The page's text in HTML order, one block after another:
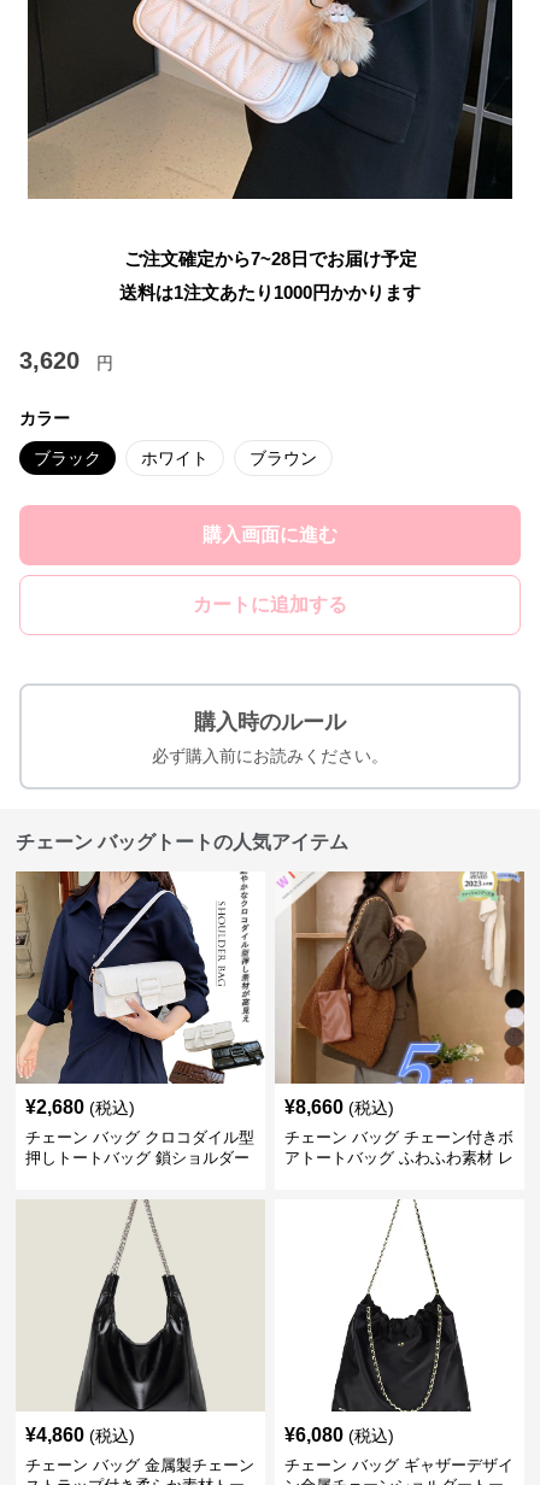
ご注文確定から7~28日でお届け予定
送料は1注文あたり 1000円かかります
3,620 円
カラー
ブラック ホワイト ブラウン
購入画面に進む
カートに追加する
購入時のルール
必ず購入前にお読みください。
チェーン バッグトートの人気アイテム
¥2,680 (税込)
チェーン バッグ クロコダイル型
押しトートバッグ 鎖ショルダー
¥8,660 (税込)
チェーン バッグ チェーン付きボ
アトートバッグ ふわふわ素材 レ
¥4,860 (税込)
チェーン バッグ 金属製チェーン
¥6,080 (税込)
チェーン バッグ ギャザーデザイ